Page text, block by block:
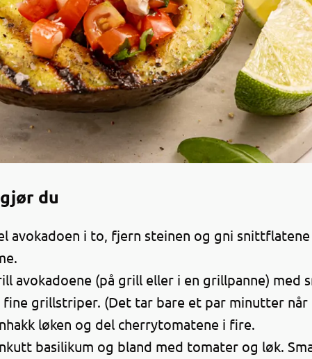
du
avokadoen i to, fjern steinen og gni
avokadoene (på grill eller i en grillpanne) med
fine grillstriper. (Det tar bare et par minutter når
løken og del cherrytomatene i fire.
basilikum og bland med tomater og løk.